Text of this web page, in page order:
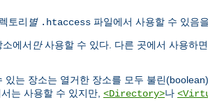
토리 별 .htaccess 파일에서 사용할 수 있음
에서 만사용할 수 있다. 다른 곳에서 사용하
있는 장소는 열거한 장소를 모두 불린
는 사용할 수 있지만, <Directory>나